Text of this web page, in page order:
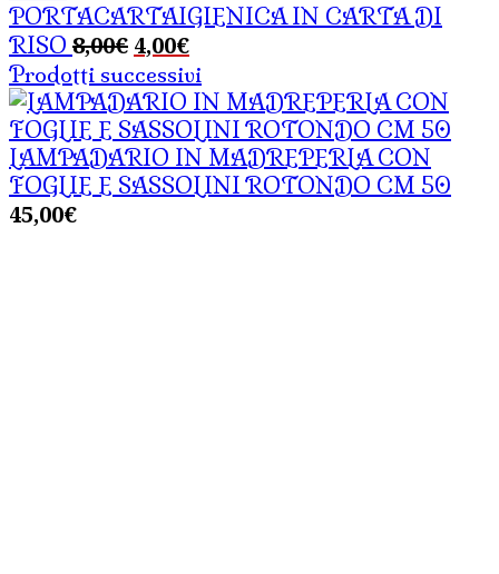
PORTACARTAIGIENICA IN CARTA DI
RISO 8,00€ Il
prezzo
originale
era:
8,00€.
4,00€Il
prezzo
attuale
è:
4,00€.
Prodotti successivi
LAMPADARIO IN MADREPERLA CON
FOGLIE E SASSOLINI ROTONDO CM 50
45,00€